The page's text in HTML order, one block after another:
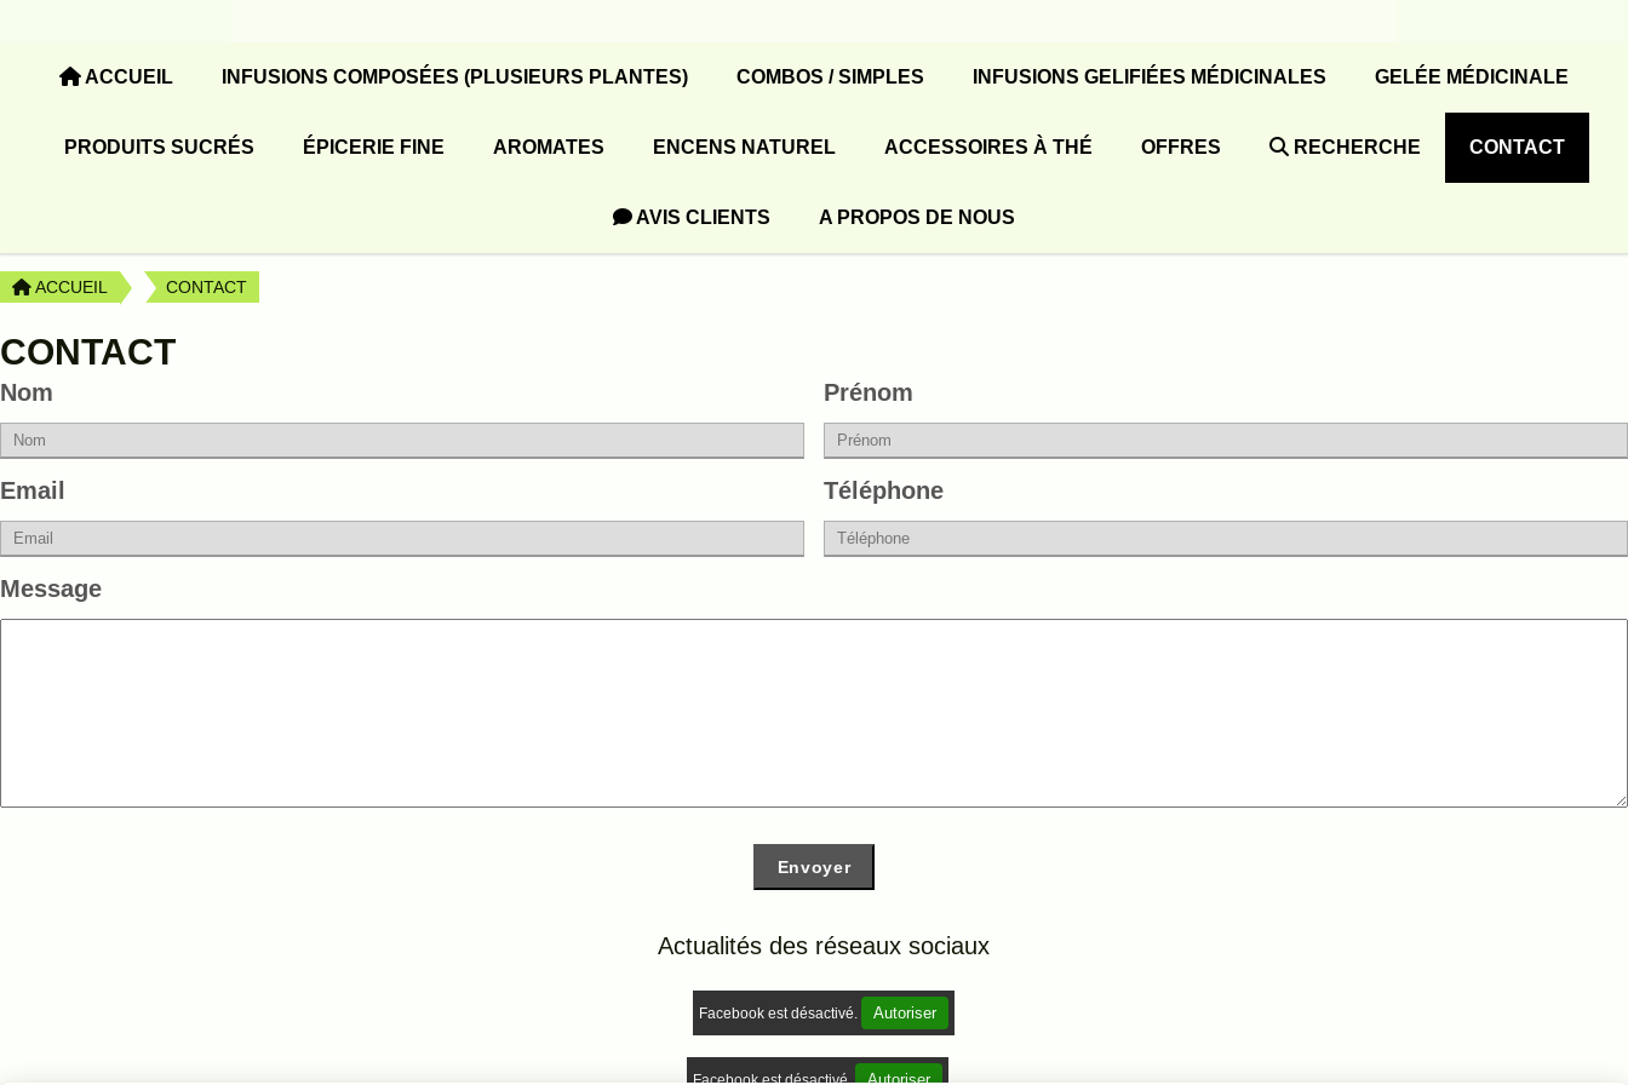
ACCUEIL INFUSIONS COMPOSÉES (PLUSIEURS PLANTES) COMBOS / SIMPLES INFUSIONS GELIFIÉES MÉDICINALES GELÉE MÉDICINALE
PRODUITS SUCRÉS ÉPICERIE FINE AROMATES ENCENS NATUREL ACCESSOIRES À THÉ OFFRES RECHERCHE CONTACT
AVIS CLIENTS A PROPOS DE NOUS
ACCUEIL CONTACT
CONTACT
Nom Prénom
Email Téléphone
Message
Envoyer
Actualités des réseaux sociaux
Facebook est désactivé. Autoriser
Facebook est désactivé. Autoriser